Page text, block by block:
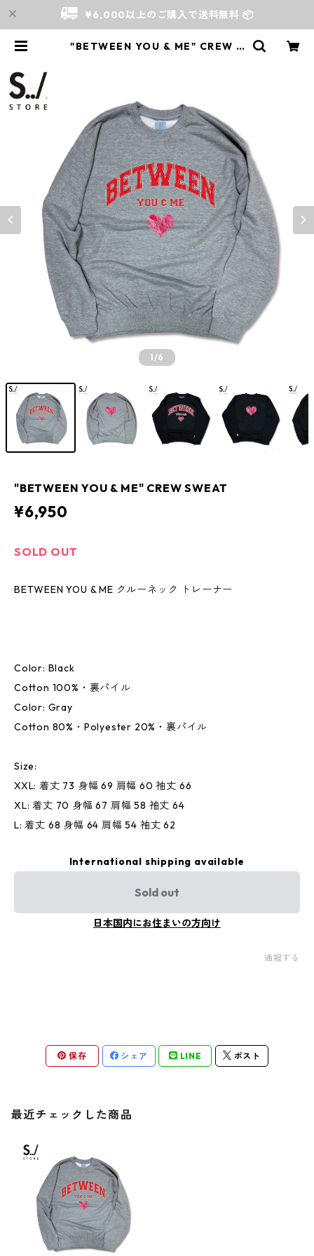
¥6,000以上のご購入で送料無料 📦
"BETWEEN YOU & ME" CREW S
1/6
"BETWEEN YOU & ME" CREW SWEAT
¥6,950
SOLD OUT
BETWEEN YOU & ME クルーネック トレーナー
Color: Black
Cotton 100%・裏パイル
Color: Gray
Cotton 80%・Polyester 20%・裏パイル
Size:
XXL: 着丈 73 身幅 69 肩幅 60 袖丈 66
XL: 着丈 70 身幅 67 肩幅 58 袖丈 64
L: 着丈 68 身幅 64 肩幅 54 袖丈 62
International shipping available
Sold out
日本国内にお住まいの方向け
通報する
保存 シェア LINE ポスト
最近チェックした商品